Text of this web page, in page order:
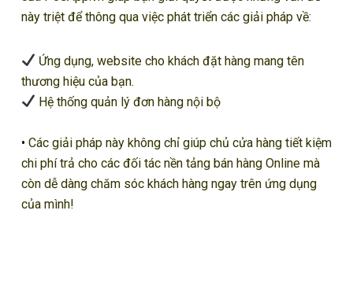
này triệt để thông qua việc phát triển các giải pháp về:
Ứng dụng, website cho khách đặt hàng mang tên
thương hiệu của bạn.
Hệ thống quản lý đơn hàng nội bộ
• Các giải pháp này không chỉ giúp chủ cửa hàng tiết kiệm
chi phí trả cho các đối tác nền tảng bán hàng Online mà
còn dễ dàng chăm sóc khách hàng ngay trên ứng dụng
của mình!